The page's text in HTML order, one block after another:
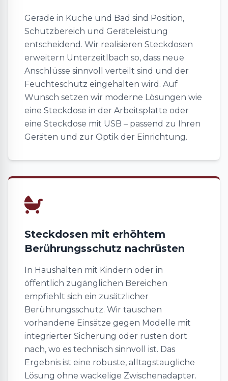
Gerade in Küche und Bad sind Position,
Schutzbereich und Geräteleistung
entscheidend. Wir realisieren Steckdosen
erweitern Unterzeitlbach so, dass neue
Anschlüsse sinnvoll verteilt sind und der
Feuchteschutz eingehalten wird. Auf
Wunsch setzen wir moderne Lösungen wie
eine Steckdose in der Arbeitsplatte oder
eine Steckdose mit USB – passend zu Ihren
Geräten und zur Optik der Einrichtung.
Steckdosen mit erhöhtem
Berührungsschutz nachrüsten
In Haushalten mit Kindern oder in
öffentlich zugänglichen Bereichen
empfiehlt sich ein zusätzlicher
Berührungsschutz. Wir tauschen
vorhandene Einsätze gegen Modelle mit
integrierter Sicherung oder rüsten dort
nach, wo es technisch sinnvoll ist. Das
Ergebnis ist eine robuste, alltagstaugliche
Lösung ohne wackelige Zwischenadapter.